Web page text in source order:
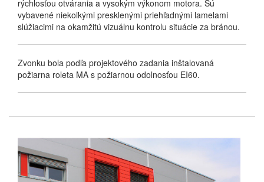
rýchlosťou otvárania a vysokým výkonom motora. Sú
vybavené niekoľkými presklenými priehľadnými lamelami
slúžiacimi na okamžitú vizuálnu kontrolu situácie za bránou.
Zvonku bola podľa projektového zadania inštalovaná
požiarna roleta MA s požiarnou odolnosťou EI60.